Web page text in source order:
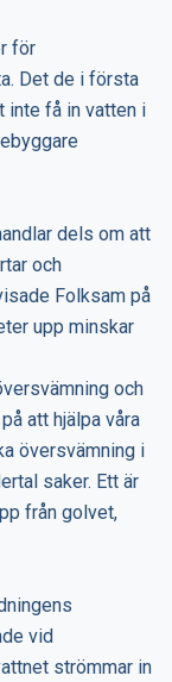
för
Det de i första
inte få in vatten i
dels om att
och
Folksam på
upp minskar
och
att hjälpa våra
översvämning i
saker. Ett är
från golvet,
vid
strömmar in